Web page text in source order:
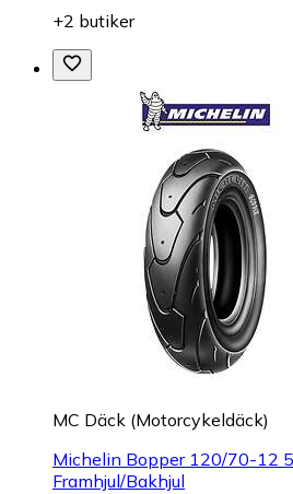
+2 butiker
MC Däck (Motorcykeldäck)
Michelin Bopper 120/70-12
Framhjul/Bakhjul